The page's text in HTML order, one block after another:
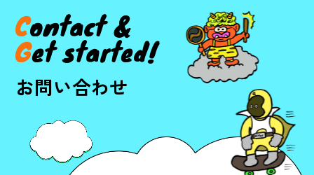
Contact &
Getstarted!
お問い合わせ